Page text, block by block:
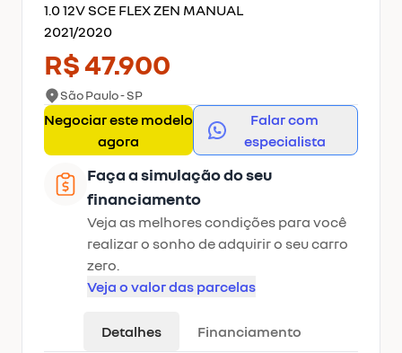
1.0 12V SCE FLEX ZEN MANUAL
2021/2020
R$ 47.900
São Paulo - SP
Negociar este modelo
agora
Falar com
especialista
Faça a simulação do seu
financiamento
Veja as melhores condições para você
realizar o sonho de adquirir o seu carro
zero.
Veja o valor das parcelas
Detalhes Financiamento